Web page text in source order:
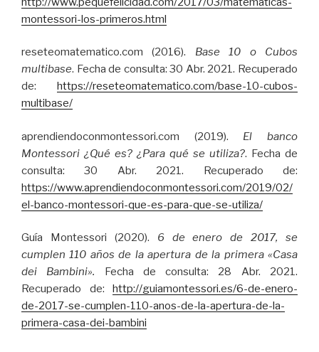
montessori-los-primeros.html
reseteomatematico.com (2016). Base 10 o Cubos
multibase. Fecha de consulta: 30 Abr. 2021. Recuperado
de:
https://reseteomatematico.com/base-10-cubos-
multibase/
aprendiendoconmontessori.com (2019). El banco
Montessori ¿Qué es? ¿Para qué se utiliza?. Fecha de
consulta: 30 Abr. 2021. Recuperado de:
https://www.aprendiendoconmontessori.com/2019/02/
el-banco-montessori-que-es-para-que-se-utiliza/
Guía Montessori (2020). 6 de enero de 2017, se
cumplen 110 años de la apertura de la primera «Casa
dei Bambini». Fecha de consulta: 28 Abr. 2021.
Recuperado de:
http://guiamontessori.es/6-de-enero-
de-2017-se-cumplen-110-anos-de-la-apertura-de-la-
primera-casa-dei-bambini